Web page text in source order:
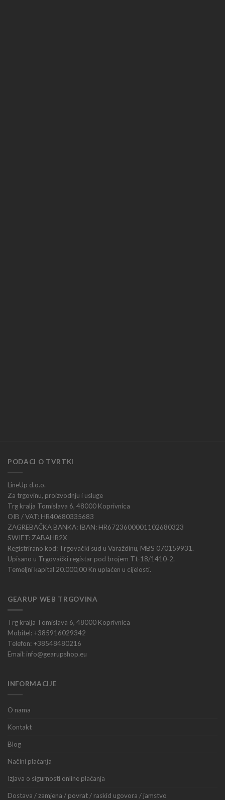
PODACI O TVRTKI
LineUp d.o.o.
Za trgovinu, proizvodnju i usluge
Trg kralja Tomislava 6, 48000 Koprivnica
OIB / VAT: HR40680335683
ZAGREBAČKA BANKA: IBAN: HR6723600001102680323
SWIFT: ZABAHR2X
Registrirano kod: Trgovački sud u Varaždinu, MBS 070159931.
Upisano u Trgovački registar pod brojem Tt-18/1410-2.
Temeljni kapital 20.000,00 Kn uplaćen u cijelosti.
GEARUP WEB TRGOVINA
Trg kralja Tomislava 6, 48000 Koprivnica
Mobitel: +385916029342
Telefon: +38548480216
Email: info@gearupshop.eu
INFORMACIJE
O nama
Kontakt
Blog
Načini plaćanja
Izjava o sigurnosti online plaćanja
Dostava / zamjena / povrat / raskid ugovora / jamstvo